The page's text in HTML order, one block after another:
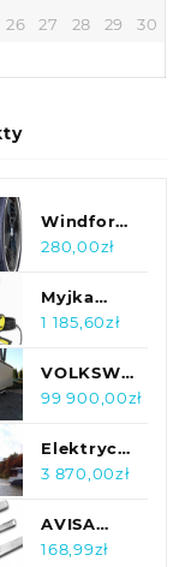
26 27 28 29
30
Windforce
Catchfors
235/50R18
101 W
280,00zł
Myjka
ciśnieniowa
K5 1.180-
633.0
1 185,60zł
VOLKSWAGEN
CRAFTER
10 PALET
KLIMA
99 900,00zł
Elektryczny
jacht
-
samoładujący
3 870,00zł
AVISA
BMW X6
168,99zł